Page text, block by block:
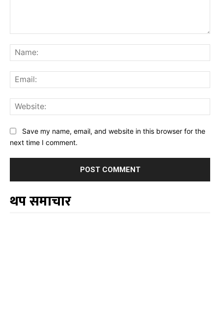
Save my name, email, and website in this browser for the
next time I comment.
थप समाचार